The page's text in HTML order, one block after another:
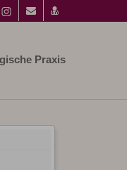
Instagram-
Seite
Per
Mail
vCard
speichern
Praxis